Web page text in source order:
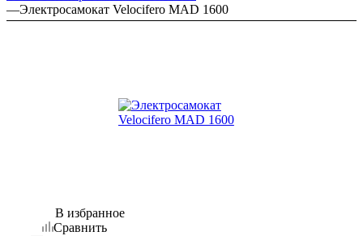
—Электросамокат Velocifero МАD 1600
В избранное
Сравнить